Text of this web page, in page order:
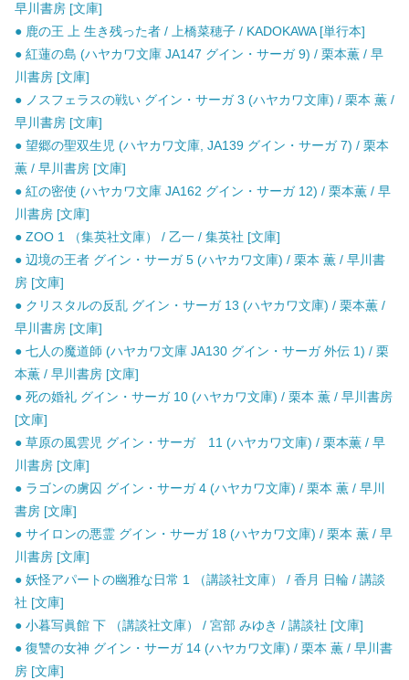
早川書房 [文庫]
● 鹿の王 上 生き残った者 / 上橋菜穂子 / KADOKAWA [単行本]
● 紅蓮の島 (ハヤカワ文庫 JA147 グイン・サーガ 9) / 栗本薫 / 早
川書房 [文庫]
● ノスフェラスの戦い グイン・サーガ 3 (ハヤカワ文庫) / 栗本 薫 /
早川書房 [文庫]
● 望郷の聖双生児 (ハヤカワ文庫, JA139 グイン・サーガ 7) / 栗本
薫 / 早川書房 [文庫]
● 紅の密使 (ハヤカワ文庫 JA162 グイン・サーガ 12) / 栗本薫 / 早
川書房 [文庫]
● ZOO 1 （集英社文庫） / 乙一 / 集英社 [文庫]
● 辺境の王者 グイン・サーガ 5 (ハヤカワ文庫) / 栗本 薫 / 早川書
房 [文庫]
● クリスタルの反乱 グイン・サーガ 13 (ハヤカワ文庫) / 栗本薫 /
早川書房 [文庫]
● 七人の魔道師 (ハヤカワ文庫 JA130 グイン・サーガ 外伝 1) / 栗
本薫 / 早川書房 [文庫]
● 死の婚礼 グイン・サーガ 10 (ハヤカワ文庫) / 栗本 薫 / 早川書房
[文庫]
● 草原の風雲児 グイン・サーガ 11 (ハヤカワ文庫) / 栗本薫 / 早
川書房 [文庫]
● ラゴンの虜囚 グイン・サーガ 4 (ハヤカワ文庫) / 栗本 薫 / 早川
書房 [文庫]
● サイロンの悪霊 グイン・サーガ 18 (ハヤカワ文庫) / 栗本 薫 / 早
川書房 [文庫]
● 妖怪アパートの幽雅な日常 1 （講談社文庫） / 香月 日輪 / 講談
社 [文庫]
● 小暮写眞館 下 （講談社文庫） / 宮部 みゆき / 講談社 [文庫]
● 復讐の女神 グイン・サーガ 14 (ハヤカワ文庫) / 栗本 薫 / 早川書
房 [文庫]